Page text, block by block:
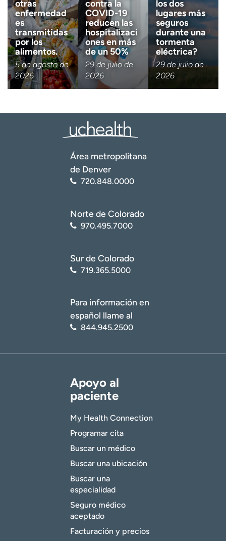
otras
enfermedad
es
transmitidas
por los
alimentos.
5 de agosto de
2026
contra la
COVID-19
reducen las
hospitalizaci
ones en más
de un 50%
29 de julio de
2026
los dos
lugares más
seguros
durante una
tormenta
eléctrica?
29 de julio de
2026
Área metropolitana
de Denver
720.848.0000
Norte de Colorado
970.495.7000
Sur de Colorado
719.365.5000
Para información en
español llame al
844.945.2500
Apoyo al
paciente
My Health Connection
Programar cita
Buscar un médico
Buscar una ubicación
Buscar una
especialidad
Seguro médico
aceptado
Facturación y precios